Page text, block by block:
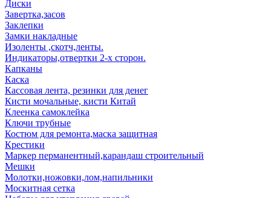
Диски
Завертка,засов
Заклепки
Замки накладные
Изоленты ,скотч,ленты.
Индикаторы,отвертки 2-х сторон.
Капканы
Каска
Кассовая лента, резинки для денег
Кисти мочальные, кисти Китай
Клеенка самоклейка
Ключи трубные
Костюм для ремонта,маска защитная
Крестики
Маркер перманентный,карандаш строительный
Мешки
Молотки,ножовки,лом,напильники
Москитная сетка